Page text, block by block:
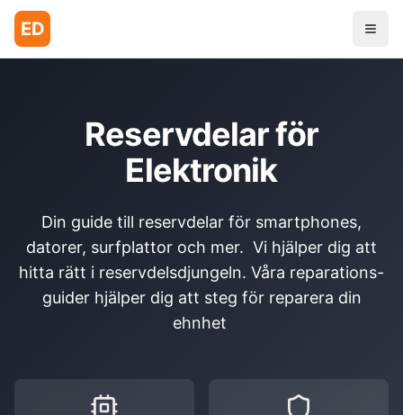
ED
Reservdelar för
Elektronik
Din guide till reservdelar för smartphones,
datorer, surfplattor och mer. Vi hjälper dig att
hitta rätt i reservdelsdjungeln. Våra reparations-
guider hjälper dig att steg för reparera din
ehnhet